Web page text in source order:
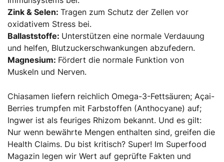
Zink & Selen: Tragen zum Schutz der Zellen vor
oxidativem Stress bei.
Ballaststoffe: Unterstützen eine normale Verdauung
und helfen, Blutzuckerschwankungen abzufedern.
Magnesium: Fördert die normale Funktion von
Muskeln und Nerven.
Chiasamen liefern reichlich Omega-3-Fettsäuren; Açai-
Berries trumpfen mit Farbstoffen (Anthocyane) auf;
Ingwer ist als feuriges Rhizom bekannt. Und es gilt:
Nur wenn bewährte Mengen enthalten sind, greifen die
Health Claims. Du bist kritisch? Super! Im Superfood
Magazin legen wir Wert auf geprüfte Fakten und